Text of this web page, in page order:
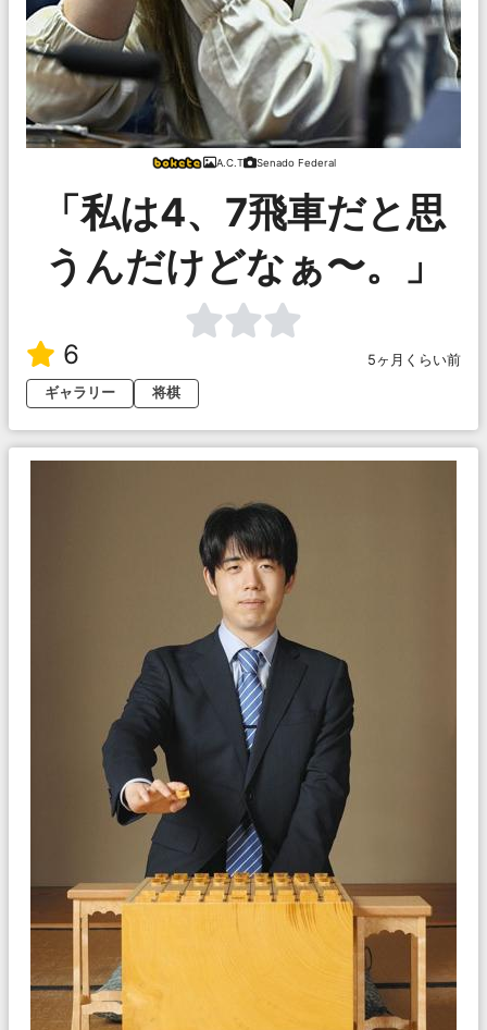
A.C.T Senado Federal
「私は4、7飛車だと思
うんだけどなぁ〜。」
6
5ヶ月くらい前
ギャラリー
将棋